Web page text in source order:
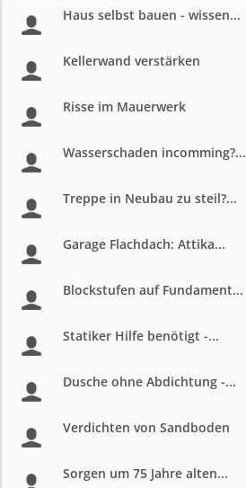
Haus selbst bauen - wissen...
Kellerwand verstärken
Risse im Mauerwerk
Wasserschaden incomming?...
Treppe in Neubau zu steil?...
Garage Flachdach: Attika...
Blockstufen auf Fundament...
Statiker Hilfe benötigt -...
Dusche ohne Abdichtung -...
Verdichten von Sandboden
Sorgen um 75 Jahre alten...